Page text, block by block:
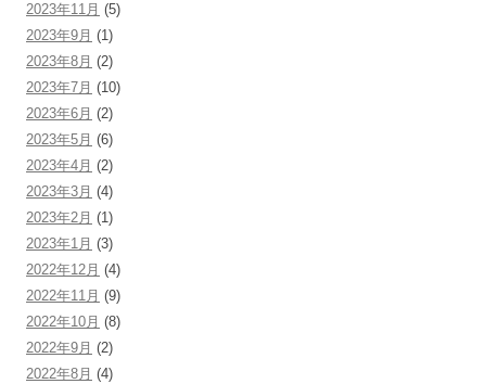
2023年11月 (5)
2023年9月 (1)
2023年8月 (2)
2023年7月 (10)
2023年6月 (2)
2023年5月 (6)
2023年4月 (2)
2023年3月 (4)
2023年2月 (1)
2023年1月 (3)
2022年12月 (4)
2022年11月 (9)
2022年10月 (8)
2022年9月 (2)
2022年8月 (4)